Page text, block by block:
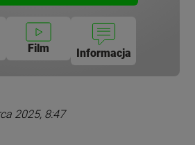
Film Informacja
2025, 8:47